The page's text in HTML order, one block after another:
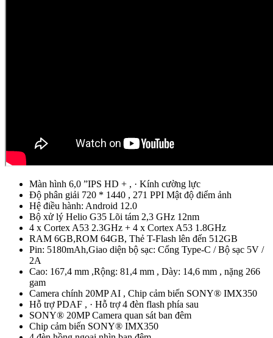
Màn hình 6,0 ”IPS HD + , · Kính cường lực
Độ phân giải 720 * 1440 , 271 PPI Mật độ điểm ảnh
Hệ điều hành: Android 12.0
Bộ xử lý Helio G35 Lõi tám 2,3 GHz 12nm
4 x Cortex A53 2.3GHz + 4 x Cortex A53 1.8GHz
RAM 6GB,ROM 64GB, Thẻ T-Flash lên đến 512GB
Pin: 5180mAh,Giao diện bộ sạc: Cổng Type-C / Bộ sạc 5V /
2A
Cao: 167,4 mm ,Rộng: 81,4 mm , Dày: 14,6 mm , nặng 266
gam
Camera chính 20MP AI , Chip cảm biến SONY® IMX350
Hỗ trợ PDAF , · Hỗ trợ 4 đèn flash phía sau
SONY® 20MP Camera quan sát ban đêm
Chip cảm biến SONY® IMX350